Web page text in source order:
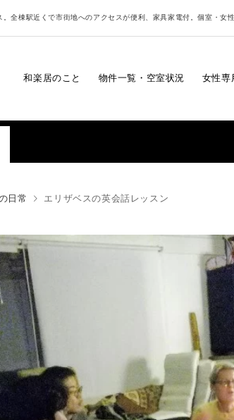
全棟駅近くで市街地へのアクセスが便利、家具家電付。個室・女
和楽居のこと 物件一覧・空室状況 女性専
日常 エリザベスの英会話レッスン